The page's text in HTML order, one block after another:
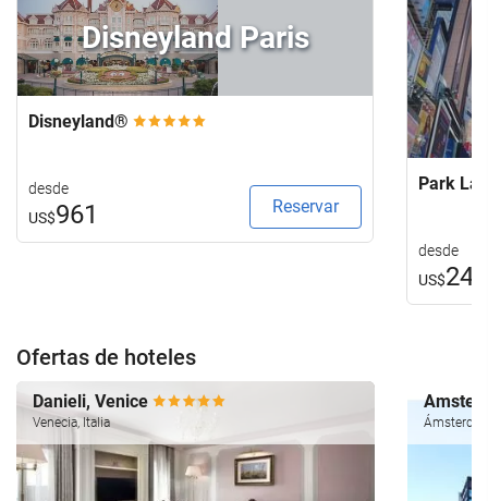
Disneyland Paris
Disneyland®
desde
US$961 Reservar
Park
desde
US$243
Ofertas de hoteles
Danieli, Venice
Venecia, Italia